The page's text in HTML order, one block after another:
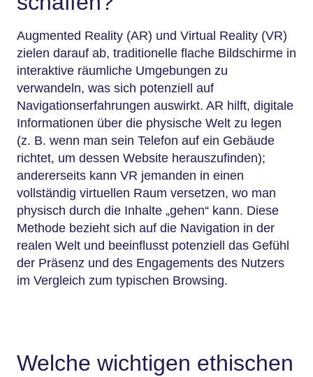
Augmented Reality (AR) und Virtual Reality (VR)
zielen darauf ab, traditionelle flache Bildschirme in
interaktive räumliche Umgebungen zu
verwandeln, was sich potenziell auf
Navigationserfahrungen auswirkt. AR hilft, digitale
Informationen über die physische Welt zu legen
(z. B. wenn man sein Telefon auf ein Gebäude
richtet, um dessen Website herauszufinden);
andererseits kann VR jemanden in einen
vollständig virtuellen Raum versetzen, wo man
physisch durch die Inhalte „gehen“ kann. Diese
Methode bezieht sich auf die Navigation in der
realen Welt und beeinflusst potenziell das Gefühl
der Präsenz und des Engagements des Nutzers
im Vergleich zum typischen Browsing.
Welche wichtigen ethischen